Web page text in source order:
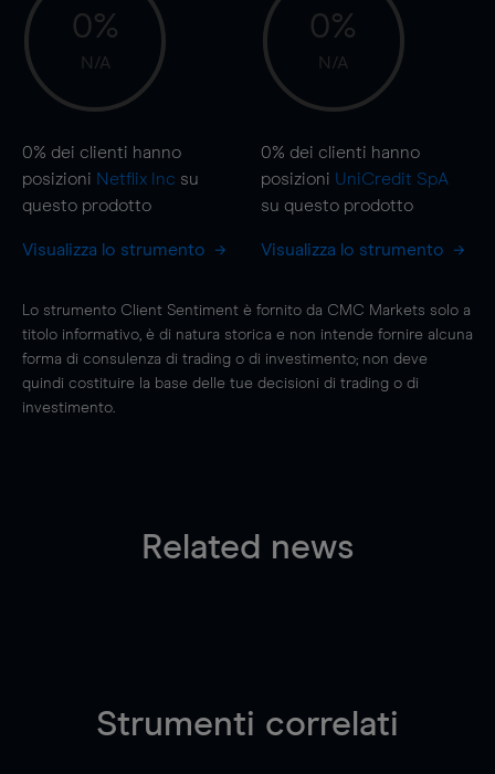
0%
N/A
0% dei clienti hanno
posizioni Netflix Inc su
questo prodotto
Visualizza lo strumento
0%
N/A
0% dei clienti hanno
posizioni UniCredit SpA
su questo prodotto
Visualizza lo strumento
Lo strumento Client Sentiment è fornito da CMC Markets solo a
titolo informativo, è di natura storica e non intende fornire alcuna
forma di consulenza di trading o di investimento; non deve
quindi costituire la base delle tue decisioni di trading o di
investimento.
Related news
Strumenti correlati